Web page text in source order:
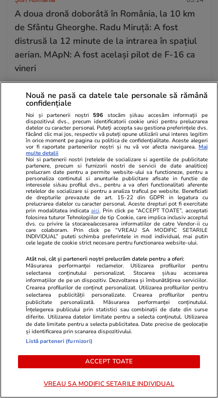
A doua dronă doborâtă în România, la 10 km
de Sfântu Gheorghe. Radu Miruță: A fost
distrusă la 12 minute de la intrarea în spațiul
aerian. MApN: A fost același pilot de F-16 ca
vineri
Știri România 24 iul.
Procurorii DNA ar fi găsit 500.000 de euro
cash acasă la directorul general al Uzinei
Mecanice Plopeni, precum și două ceasuri
Patek Philippe și Rolex
Horoscop 24 iul.
Horoscop Urania | Previziuni astrologice pentru
perioada 25 – 31 iulie 2026. Luna Plină în
Vărsător
Bani și Afaceri
Benzina și motorina s-au scumpit sâmbătă, 25
iulie. Cât costă litrul de carburant în București,
Iași, Cluj-Napoca, Timișoara și Constanța
Nouă ne pasă ca datele tale personale să rămână
confidențiale
Noi și partenerii noștri 596 stocăm și/sau accesăm informații pe
dispozitivul dvs., precum identificatorii cookie unici pentru prelucrarea
datelor cu caracter personal. Puteți accepta sau gestiona preferințele dvs.
făcând clic mai jos, respectiv vă puteți opune utilizării unui interes legitim
în orice moment pe pagina cu politica de confidențialitate. Aceste alegeri
vor fi raportate partenerilor noștri și nu vă vor afecta navigarea. Mai
multe detalii
Noi si partenerii nostri (retelele de socializare si agentiile de publicitate
partenere, precum si furnizorii nostri de servicii de date analitice)
prelucram date pentru a permite website-ului sa functioneze, pentru a
personaliza continutul si anunturile publicitare afisate in functie de
interesele si/sau profilul dvs., pentru a va oferi functionalitati aferente
retelelor de socializare si pentru a analiza traficul pe website. Beneficiati
de drepturile prevazute de art. 15-22 din GDPR in legatura cu
prelucrarea datelor cu caracter personal. Aceste drepturi pot fi exercitate
prin modalitatea indicataaici. Prin click pe “ACCEPT TOATE”, acceptati
folosirea tuturor Tehnologiilor de tip Cookie, care implica inclusiv acceptul
dvs. cu privire la stocarea/accesarea informatiilor de catre Vendor-ii cu
care colaboram. Prin click pe “VREAU SA MODIFIC SETARILE
INDIVIDUAL” puteti schimba preferintele in mod individual, mai putin
cele legate de cookie strict necesare pentru functionarea website-ului.
Atât noi, cât și partenerii noștri prelucrăm datele pentru a oferi:
Măsurarea performanței reclamelor. Utilizarea profilurilor pentru
selectarea conținutului personalizat. Stocarea și/sau accesarea
informațiilor de pe un dispozitiv. Dezvoltarea și îmbunătățirea serviciilor.
Crearea profilurilor de conținut personalizat. Utilizarea profilurilor pentru
selectarea publicității personalizate. Crearea profilurilor pentru
publicitate personalizată. Măsurarea performanței conținutului.
Înțelegerea publicului prin statistici sau combinații de date din surse
diferite. Utilizarea datelor limitate pentru a selecta conținutul. Utilizarea
de date limitate pentru a selecta publicitatea. Date precise de geolocație
și identificarea prin scanarea dispozitivului.
Listă parteneri (furnizori)
ACCEPT TOATE
VREAU SA MODIFIC SETARILE INDIVIDUAL